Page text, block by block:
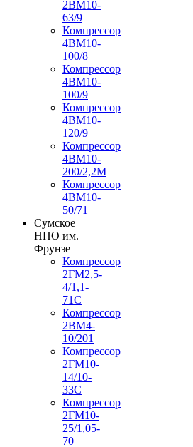
2ВМ10-
63/9
Компрессор
4ВМ10-
100/8
Компрессор
4ВМ10-
100/9
Компрессор
4ВМ10-
120/9
Компрессор
4ВМ10-
200/2,2М
Компрессор
4ВМ10-
50/71
Сумское
НПО им.
Фрунзе
Компрессор
2ГМ2,5-
4/1,1-
71С
Компрессор
2ВМ4-
10/201
Компрессор
2ГМ10-
14/10-
33С
Компрессор
2ГМ10-
25/1,05-
70